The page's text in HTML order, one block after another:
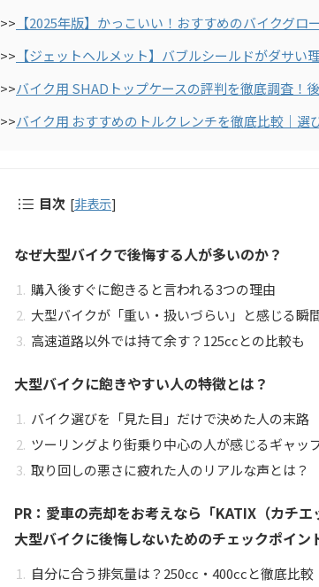
>> 【2025年版】かっこいい！おすすめのバイクグロ
>> 【ジェットヘルメット】バブルシールドがダサい
>>バイク用 SHADトップケースの評判を徹底調査！
>>バイク用 おすすめのトルクレンチを徹底比較｜選
目次 [非表示]
なぜ大型バイクで後悔する人が多いのか？
購入後すぐに飽きると言われる3つの理由
大型バイクが「重い・扱いづらい」と感じる瞬
高速道路以外では持て余す？125ccとの比較も
大型バイクに飽きやすい人の特徴とは？
バイク選びを「見た目」だけで決めた人の末路
ツーリングより街乗り中心の人が感じるギャッ
取り回しの悪さに疲れた人のリアルな声とは？
PR：愛車の売却をお考えなら「KATIX（カチエ
大型バイクに後悔しないためのチェックポイン
自分に合う排気量は？250cc・400ccと徹底比較